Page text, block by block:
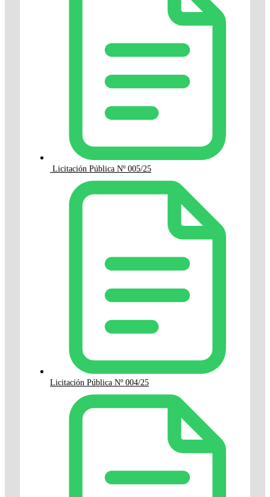
Licitación Pública Nº 005/25
Licitación Pública Nº 004/25